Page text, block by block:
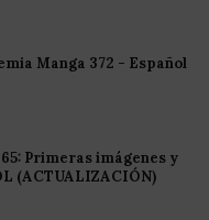
Manga 372 - Español
Primeras imágenes y
(ACTUALIZACIÓN)